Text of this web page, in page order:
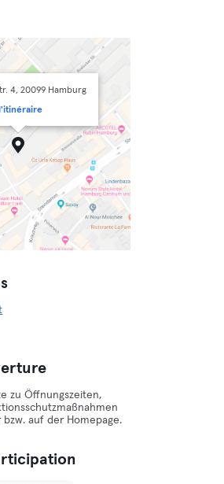
4, 20099 Hamburg
zu Öffnungszeiten,
auf der Homepage.